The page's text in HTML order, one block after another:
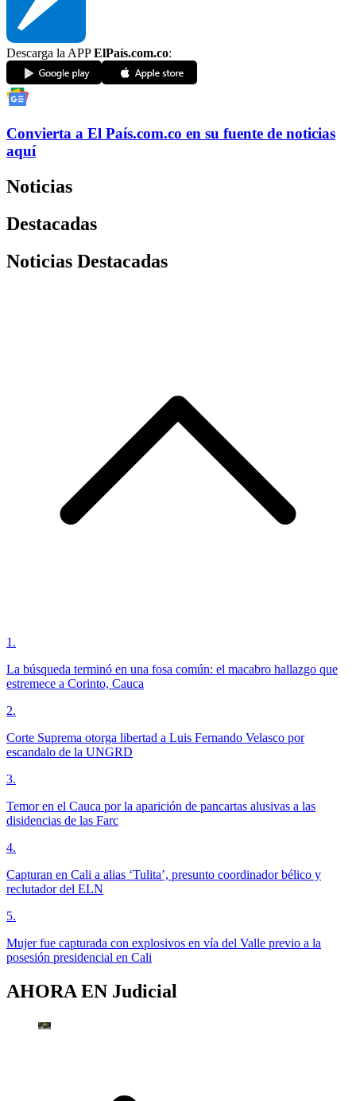
Descarga la APPElPaís.com.co:
Convierta a El País.com.co en su fuente de noticias
aquí
Noticias
Destacadas
Noticias Destacadas
1 .
La búsqueda terminó en una fosa común: el macabro hallazgo que
estremece a Corinto, Cauca
2.
Corte Suprema otorga libertad a Luis Fernando Velasco por
escandalo de la UNGRD
3.
Temor en el Cauca por la aparición de pancartas alusivas a las
disidencias de las Farc
4.
Capturan en Cali a alias ‘Tulita’, presunto coordinador bélico y
reclutador del ELN
5.
Mujer fue capturada con explosivos en vía del Valle previo a la
posesión presidencial en Cali
AHORA EN Judicial